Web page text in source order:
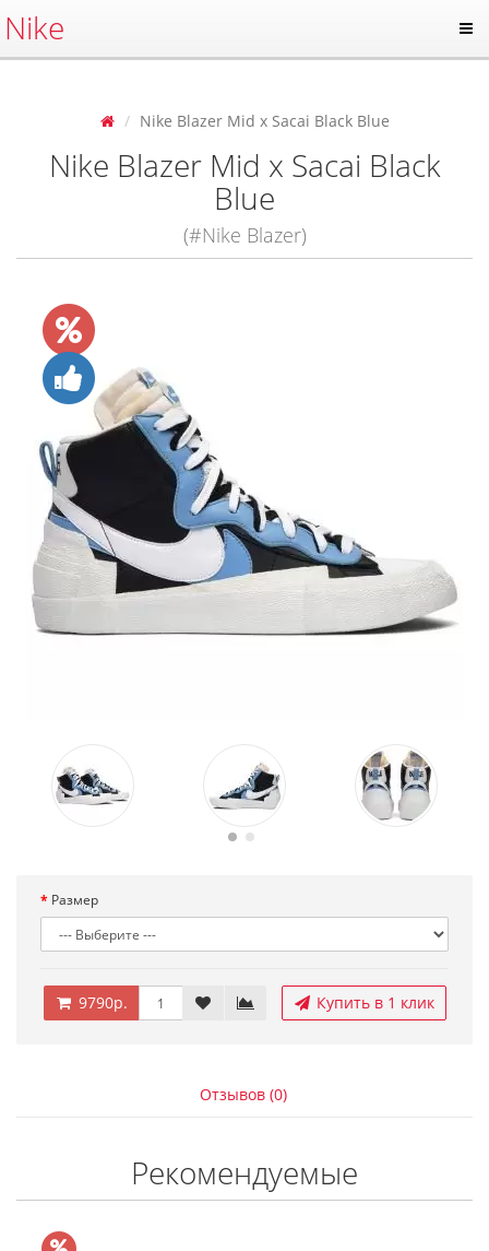
Nike
Nike Blazer Mid x Sacai Black Blue
Nike Blazer Mid x Sacai Black
Blue
(#Nike Blazer)
Размер
9790р. Купить в 1 клик
Отзывов (0)
Рекомендуемые